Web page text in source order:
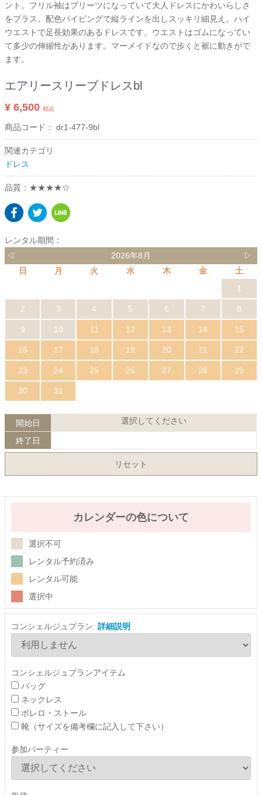
ント。フリル袖はプリーツになっていて大人ドレスにかわいらしさ
をプラス。配色パイピングで縦ラインを出しスッキリ細見え。ハイ
ウエストで足長効果のあるドレスです。ウエストはゴムになってい
て多少の伸縮性があります。マーメイドなので歩くと裾に動きがで
ます。
エアリースリーブドレスbl
¥ 6,500 税込
商品コード： dr1-477-9bl
関連カテゴリ
ドレス
品質：★★★★☆
レンタル期間：
◁
2026年8月
▷
日
月 火 水 木 金
土
1
2 3 4 5 6 7 8
9 10 11 12 13 14 15
16 17 18 19 20 21 22
23 24 25 26 27 28 29
30 31
開始日 選択してください
終了日
リセット
カレンダーの色について
選択不可
レンタル予約済み
レンタル可能
選択中
コンシェルジュプラン 詳細説明
コンシェルジュプランアイテム
バッグ
ネックレス
ボレロ・ストール
靴（サイズを備考欄に記入して下さい）
参加パーティー